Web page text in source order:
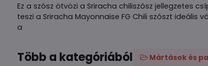
Ez a szósz ötvözi a Sriracha chiliszósz jellegzetes
teszi a Sriracha Mayonnaise FG Chili szószt ideális
a
Több a kategóriából Mártások és